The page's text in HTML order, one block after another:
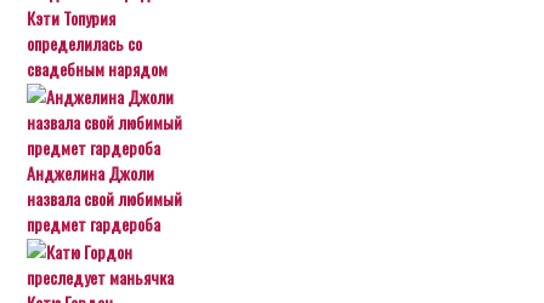
Кэти Топурия
определилась со
свадебным нарядом
Анджелина Джоли
назвала свой любимый
предмет гардероба